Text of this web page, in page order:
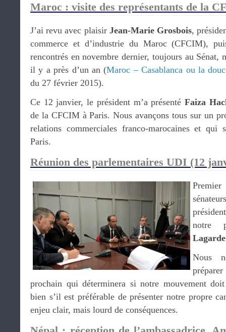
Maroc : visite des représentants de la
J’ai revu avec plaisir Jean-Marie Grosbois,
commerce et d’industrie du Maroc (CFCIM),
rencontrés en novembre dernier, toujours au Sénat,
il y a près d’un an (Maroc – Casablanca ou la
du 27 février 2015).
Ce 12 janvier, le président m’a présentéFaiza
de la CFCIM à Paris. Nous avançons tous sur un
relations commerciales franco-marocaines et qui
Paris.
Réunion des parlementaires UDI (12
Premier
notre
Lagarde
Nous
prochain qui déterminera si notre mouvement
bien s’il est préférable de présenter notre propre
enjeu clair, mais lourd de conséquences.